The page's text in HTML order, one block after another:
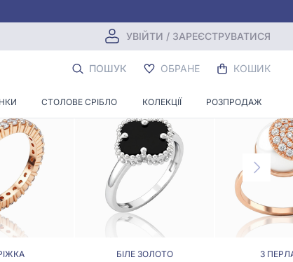
УВІЙТИ / ЗАРЕЄСТРУВАТИСЯ
ПОШУК ОБРАНЕ КОШИК
СТОЛОВЕ СРІБЛО КОЛЕКЦІЇ РОЗПРОДАЖ
БІЛЕ ЗОЛОТО З